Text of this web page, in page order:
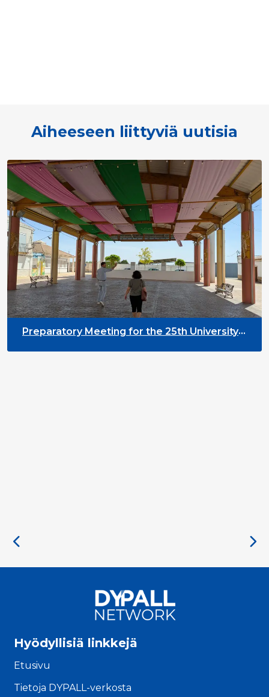
Aiheeseen liittyviä uutisia
Preparatory Meeting for the 25th University
Hyödyllisiä linkkejä
Etusivu
Tietoja DYPALL-verkosta